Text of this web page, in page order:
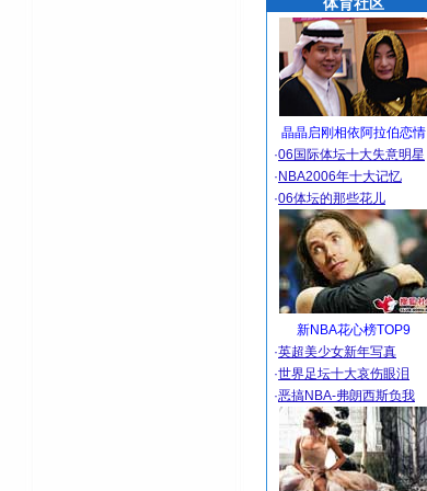
晶晶启刚相依阿拉伯恋情
·06国际体坛十大失意明星
· NBA2006年十大记忆
·06体坛的那些花儿
新NBA花心榜TOP9
·英超美少女新年写真
·世界足坛十大哀伤眼泪
·恶搞NBA-弗朗西斯负我